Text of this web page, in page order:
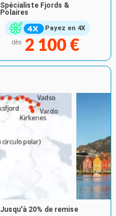
Payez en 4X
Spécialiste Fjords &
Polaires
dès 2 100 €
Jusqu'à 20% de remise